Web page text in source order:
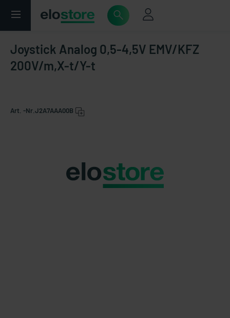
Joystick Analog 0,5-4,5V EMV/KFZ
200V/m,X-t/Y-t
Art. -Nr. J2A7AAA00B